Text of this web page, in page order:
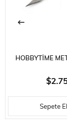
HOBBYTIME
EMNIYET
BIÇAĞI- 5
Sepete